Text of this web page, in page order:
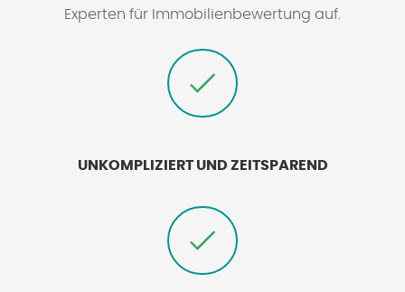
Experten für Immobilienbewertung auf.
UNKOMPLIZIERT UND ZEITSPAREND